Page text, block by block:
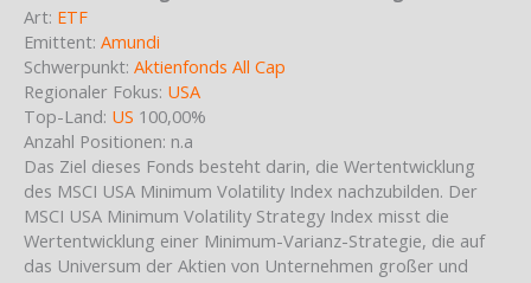
Art: ETF
Emittent: Amundi
Schwerpunkt: Aktienfonds All Cap
Regionaler Fokus: USA
Top-Land: US 100,00%
Anzahl Positionen: n.a
Das Ziel dieses Fonds besteht darin, die Wertentwicklung
des MSCI USA Minimum Volatility Index nachzubilden. Der
MSCI USA Minimum Volatility Strategy Index misst die
Wertentwicklung einer Minimum-Varianz-Strategie, die auf
das Universum der Aktien von Unternehmen großer und